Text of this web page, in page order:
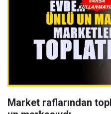
Market raflarından